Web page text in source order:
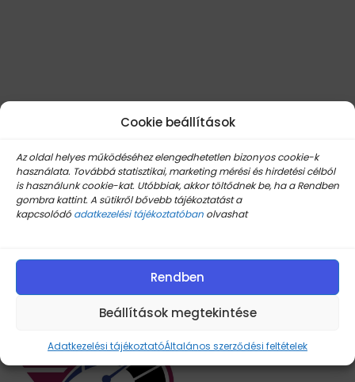
Cookie beállítások
Az oldal helyes működéséhez elengedhetetlen bizonyos cookie-k
használata. Továbbá statisztikai, marketing mérési és hirdetési célból
is használunk cookie-kat. Utóbbiak, akkor töltődnek be, ha a Rendben
gombra kattint. A sütikről bővebb tájékoztatást a
kapcsolódó adatkezelési tájékoztatóban olvashat
Rendben
Beállítások megtekintése
Adatkezelési tájékoztatóÁltalános szerződési feltételek